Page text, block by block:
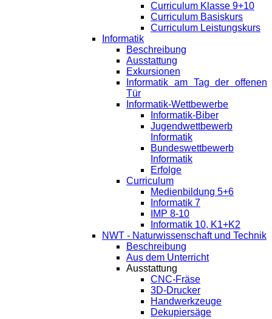
Curriculum Klasse 9+10
Curriculum Basiskurs
Curriculum Leistungskurs
Informatik
Beschreibung
Ausstattung
Exkursionen
Informatik am Tag der offenen
Tür
Informatik-Wettbewerbe
Informatik-Biber
Jugendwettbewerb
Informatik
Bundeswettbewerb
Informatik
Erfolge
Curriculum
Medienbildung 5+6
Informatik 7
IMP 8-10
Informatik 10, K1+K2
NWT - Naturwissenschaft und Technik
Beschreibung
Aus dem Unterricht
Ausstattung
CNC-Fräse
3D-Drucker
Handwerkzeuge
Dekupiersäge